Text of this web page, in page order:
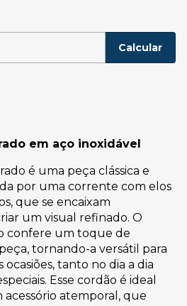
Calcular
em aço inoxidável
é uma peça clássica e
por uma corrente com elos
que se encaixam
um visual refinado. O
confere um toque de
tornando-a versátil para
ocasiões, tanto no dia a dia
Esse cordão é ideal
atemporal, que